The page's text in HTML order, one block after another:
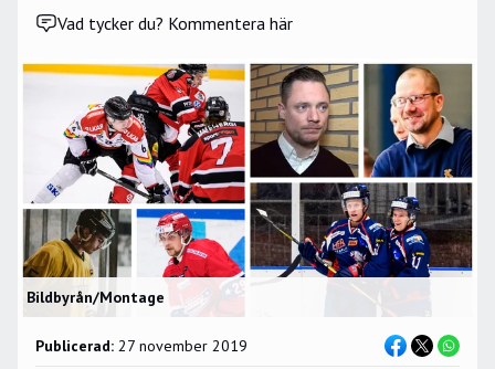
Vad tycker du? Kommentera här
Bildbyrån/Montage
Publicerad: 27 november 2019